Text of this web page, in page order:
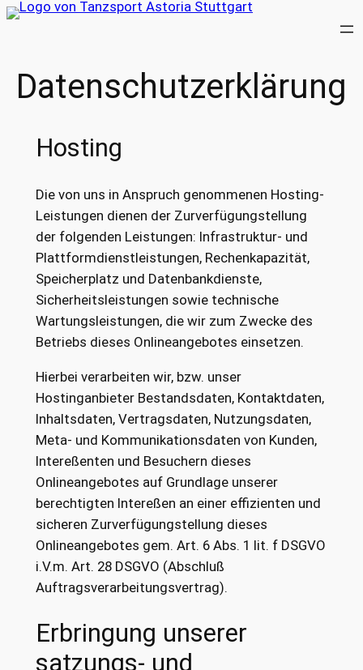
Zum
Datenschutzerklärung
Hosting
Die von uns in Anspruch genommenen Hosting-
Leistungen dienen der Zurverfügungstellung
der folgenden Leistungen: Infrastruktur- und
Plattformdienstleistungen, Rechenkapazität,
Speicherplatz und Datenbankdienste,
Sicherheitsleistungen sowie technische
Wartungsleistungen, die wir zum Zwecke des
Betriebs dieses Onlineangebotes einsetzen.
Hierbei verarbeiten wir, bzw. unser
Hostinganbieter Bestandsdaten, Kontaktdaten,
Inhaltsdaten, Vertragsdaten, Nutzungsdaten,
Meta- und Kommunikationsdaten von Kunden,
Intereßenten und Besuchern dieses
Onlineangebotes auf Grundlage unserer
berechtigten Intereßen an einer effizienten und
sicheren Zurverfügungstellung dieses
Onlineangebotes gem. Art. 6 Abs. 1 lit. f DSGVO
i.V.m. Art. 28 DSGVO (Abschluß
Auftragsverarbeitungsvertrag).
Erbringung unserer
satzungs- und